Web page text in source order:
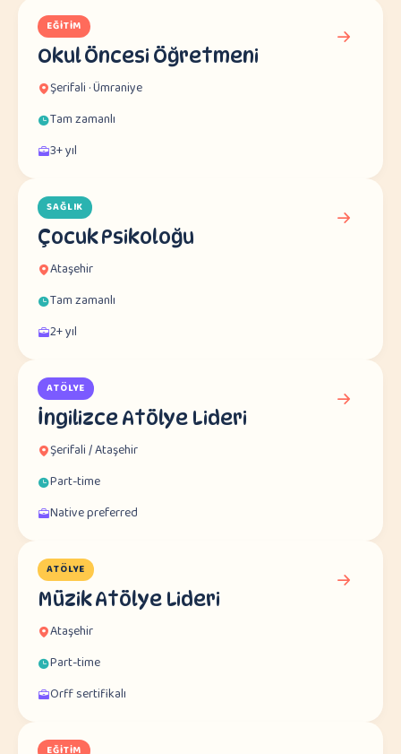
EĞITIM
Okul Öncesi Öğretmeni
Şerifali · Ümraniye
Tam zamanlı
3+ yıl
SAĞLIK
Çocuk Psikoloğu
Ataşehir
Tam zamanlı
2+ yıl
ATÖLYE
İngilizce Atölye Lideri
Şerifali / Ataşehir
Part-time
Native preferred
ATÖLYE
Müzik Atölye Lideri
Ataşehir
Part-time
Orff sertifikalı
EĞITIM